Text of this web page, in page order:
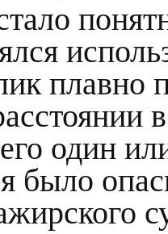
плавно
один
было